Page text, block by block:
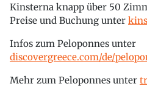
Kinsterna knapp über 50
Preise und Buchung unter
Infos zum Peloponnes unter
discovergreece.com/de/
Mehr zum Peloponnes unter